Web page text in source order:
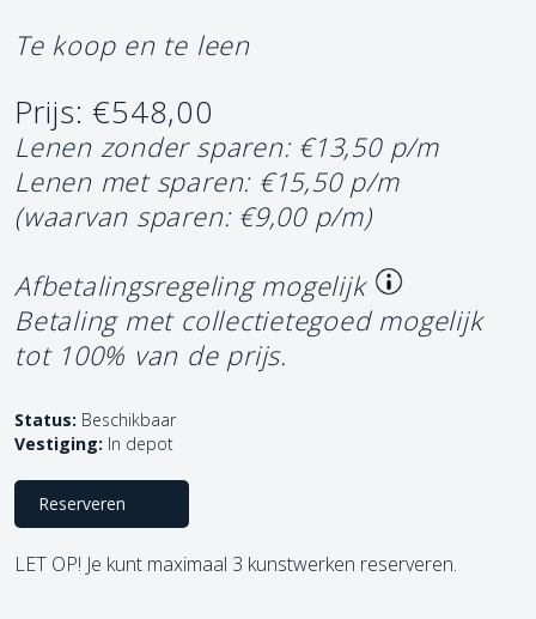
Te koop en te leen
Prijs: €548,00
Lenen zonder sparen: €13,50 p/m
Lenen met sparen: €15,50 p/m
(waarvan sparen: €9,00 p/m)
Afbetalingsregeling mogelijk
Betaling met collectietegoed mogelijk
tot 100% van de prijs.
Status: Beschikbaar
Vestiging: In depot
Reserveren
LET OP! Je kunt maximaal 3 kunstwerken reserveren.